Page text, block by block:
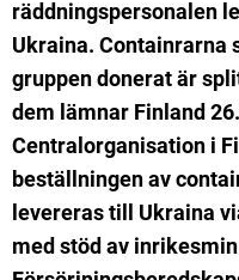
räddningspersonalen
Ukraina. Containrarna
gruppen donerat är
dem lämnar Finland
Centralorganisation i
beställningen av
levereras till Ukraina
med stöd av